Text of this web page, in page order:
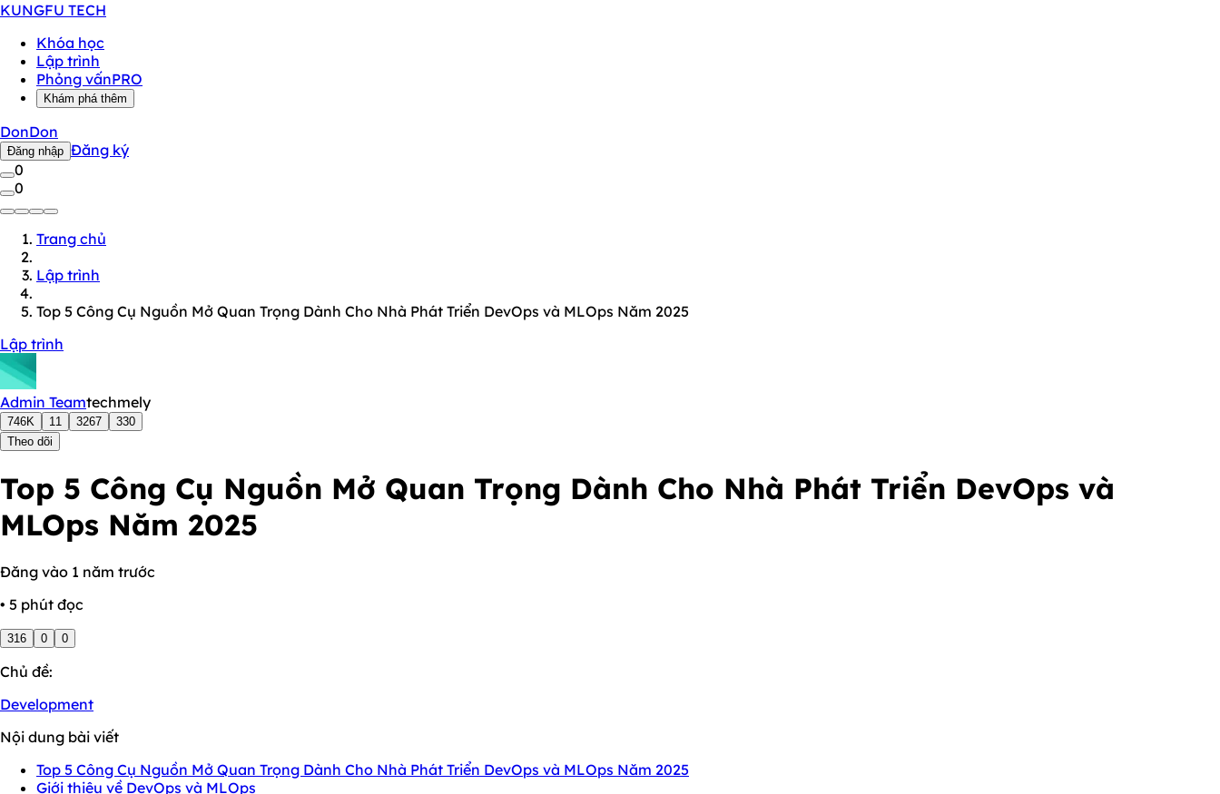
KUNGFU TECH
Khóa học
Lập trình
Phỏng vấnPRO
Khám phá thêm
DonDon
Đăng nhập Đăng ký
0
0
Trang chủ
Lập trình
Top 5 Công Cụ Nguồn Mở Quan Trọng Dành Cho Nhà Phát Triển DevOps và MLOps Năm 2025
Lập trình
Admin Teamtechmely
746K 11 3267
330
Theo dõi
Top 5 Công Cụ Nguồn Mở Quan Trọng Dành Cho Nhà Phát Triển DevOps và
MLOps Năm 2025
Đăng vào 1 năm trước
• 5 phút đọc
316 0 0
Chủ đề:
Development
Nội dung bài viết
Top 5 Công Cụ Nguồn Mở Quan Trọng Dành Cho Nhà Phát Triển DevOps và MLOps Năm 2025
Giới thiệu về DevOps và MLOps